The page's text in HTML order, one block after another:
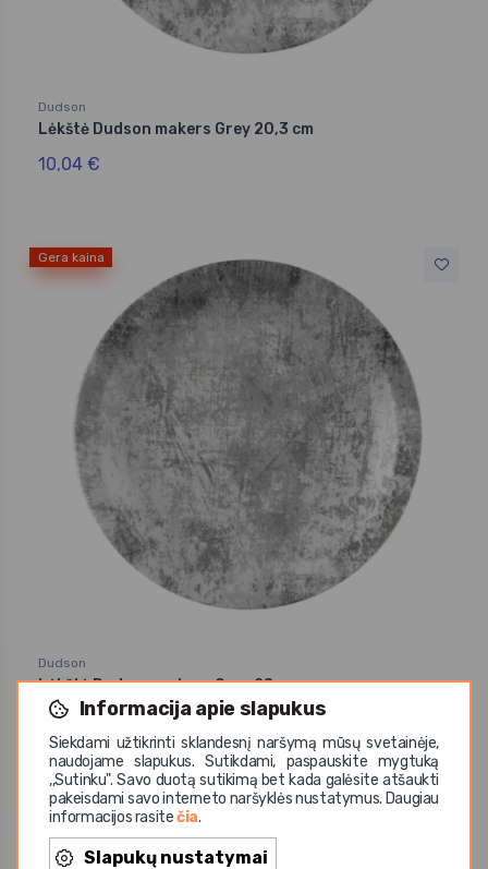
Informacija apie slapukus
Siekdami užtikrinti sklandesnį naršymą mūsų svetainėje,
naudojame slapukus. Sutikdami, paspauskite mygtuką
,,Sutinku". Savo duotą sutikimą bet kada galėsite atšaukti
pakeisdami savo interneto naršyklės nustatymus. Daugiau
informacijos rasitečia.
Slapukų nustatymai
Dudson
Lėkštė Dudson makers Grey 20,3 cm
10,04 €
Gera kaina
Dudson
Lėkštė Dudson makers Grey 28 cm
18,43 €
Išpardavimas